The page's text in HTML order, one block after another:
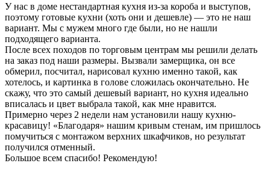
У нас в доме нестандартная кухня из-за короба и выступов,
поэтому готовые кухни (хоть они и дешевле) — это не наш
вариант. Мы с мужем много где были, но не нашли
подходящего варианта.
После всех походов по торговым центрам мы решили делать
на заказ под наши размеры. Вызвали замерщика, он все
обмерил, посчитал, нарисовал кухню именно такой, как
хотелось, и картинка в голове сложилась окончательно. Не
скажу, что это самый дешевый вариант, но кухня идеально
вписалась и цвет выбрала такой, как мне нравится.
Примерно через 2 недели нам установили нашу кухню-
красавицу! «Благодаря» нашим кривым стенам, им пришлось
помучиться с монтажом верхних шкафчиков, но результат
получился отменный.
Большое всем спасибо! Рекомендую!